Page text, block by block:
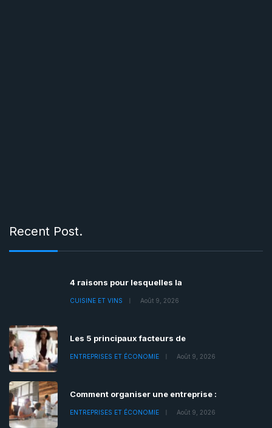
Recent Post.
4 raisons pour lesquelles la
CUISINE ET VINS Août 9, 2026
Les 5 principaux facteurs de
ENTREPRISES ET ÉCONOMIE Août 9, 2026
Comment organiser une entreprise :
ENTREPRISES ET ÉCONOMIE Août 9, 2026